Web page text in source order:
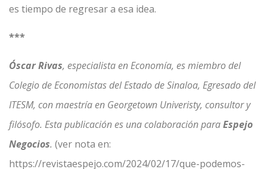
es tiempo de regresar a esa idea.
***
Óscar Rivas, especialista en Economía, es miembro del
Colegio de Economistas del Estado de Sinaloa, Egresado del
ITESM, con maestría en Georgetown Univeristy, consultor y
filósofo. Esta publicación es una colaboración paraEspejo
Negocios. (ver nota en:
https://revistaespejo.com/2024/02/17/que-podemos-